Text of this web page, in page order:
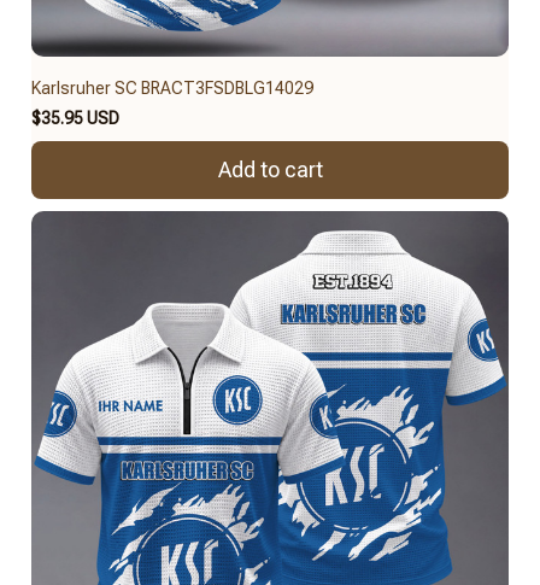
Karlsruher SC BRACT3FSDBLG14029
$35.95 USD
Add to cart